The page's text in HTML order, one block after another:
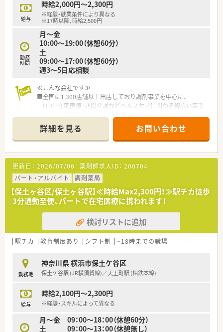
給与
時給2,000円～2,300円
※経験・就業条件により異なる
※17時以降、時給2,500円
勤務
時間
月～金
10:00～19:00（休憩60分）
土
09:00～17:00（休憩60分）
週3～5日応相談
≪こんな会社です≫
■全国に1,300店舗以上出店しており調剤事業を中心に、
OTC･在宅医療･訪問介護などヘルスケアに関わる幅広い事業
■1薬局あたりの薬剤師数が平均5,5人と多めに配置しており安
心して勤務する事が可能です。
また1名あたりの平均処方箋枚数が18枚/日と少なめです
■監査等をしっかりと行う事が出来る環境のため過誤率は驚異
の0.0031％前後！
人数体制にゆとりがあるため急なお休み等も対応可能です
■中途入社の方には店舗でのOJTシートによる研修と会社全体
での研修等の様々な研修がございます
■調剤研修以外、OTCについても学習できる環境があり、
OTC事業を幅広く展開している強みがあります
≪こんな薬局です≫
■保土ヶ谷駅（JR横須賀線）から徒歩3分程度の好立地！
■近隣クリニック＋面対応で広く処方を応需しております
詳細を見る お問い合わせ
更新日： 2026/07/08 薬剤師求人ID： 200704
パート・アルバイト
調剤薬局
【保土ヶ谷区/保土ヶ谷駅】≪時給Max2,300円！≫駅チカ徒歩
3分通勤至便、パートで在宅医療に携われます！
検討リストに追加
駅チカ 教育制度あり シフト制 ~18時までの職場
勤務地
神奈川県 横浜市保土ケ谷区
保土ケ谷駅 (JR横須賀線)／天王町駅 (相鉄本線)
給与
時給2,100円～2,300円
※経験・スキルによって異なる
月～金 09：00～18：00（休憩60分）
土 09：00～13：00（休憩無し）